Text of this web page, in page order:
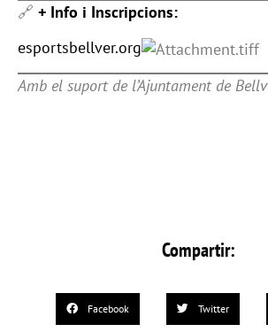
🔗 + Info i Inscripcions:
esportsbellver.org
Amb el suport de l’Ajuntament de
Compartir:
Facebook Twitter